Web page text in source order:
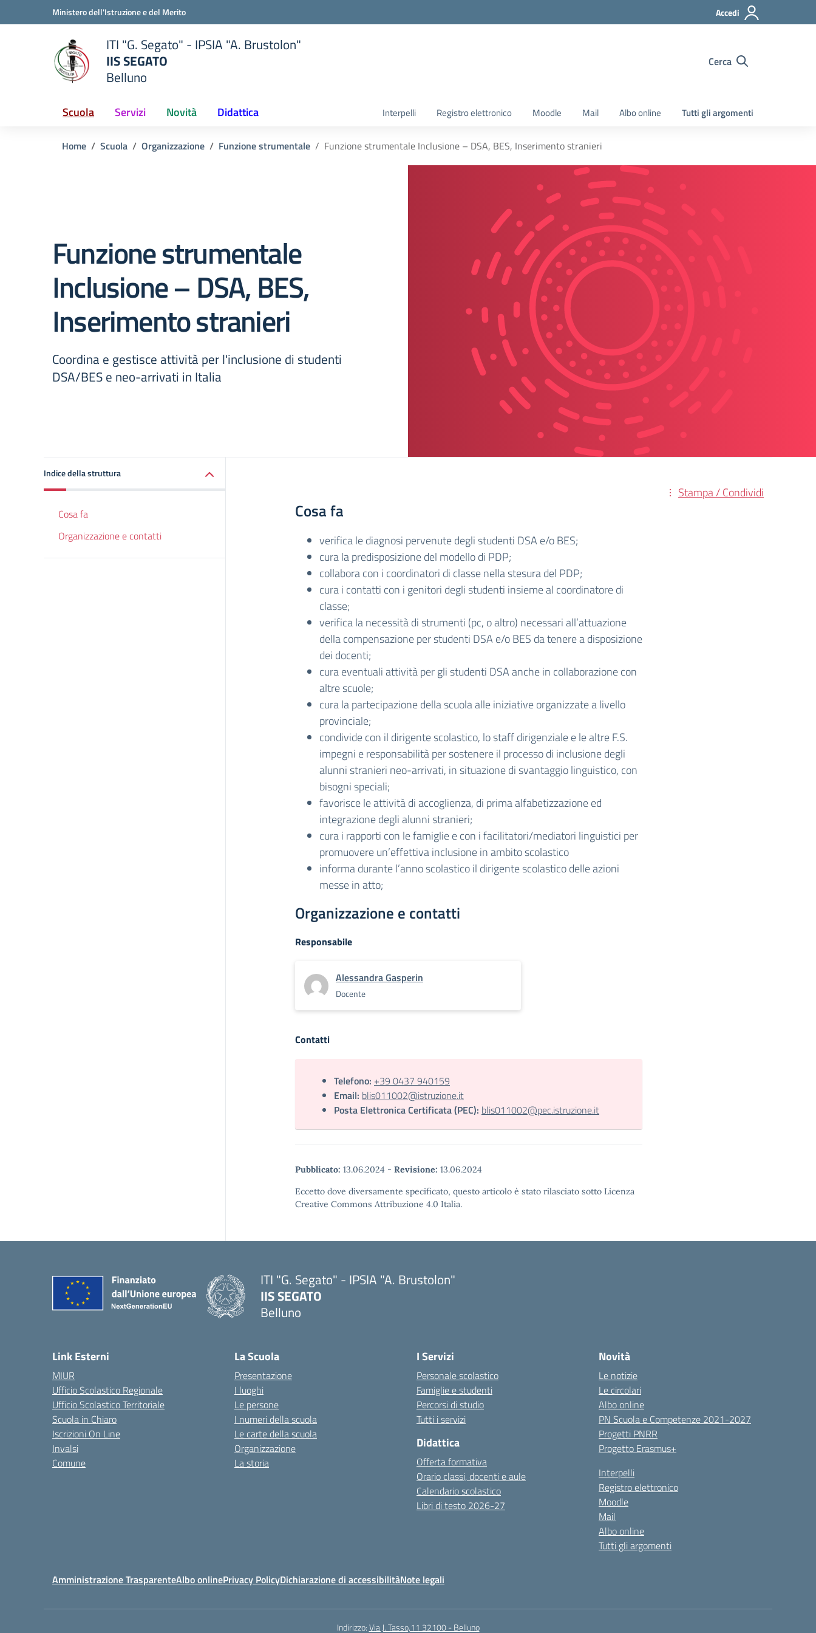
Vai ai contenuti
Vai al menu di navigazioneMinistero dell'Istruzione e del Merito Accedi
scuola
ITI "G. Segato" - IPSIA "A. Brustolon"
IIS SEGATO
Belluno
Cerca
Scuola Servizi Novità Didattica Interpelli Registro elettronico Moodle Mail Albo online Tutti gli argomenti
Home Scuola Organizzazione Funzione strumentale Funzione strumentale Inclusione – DSA, BES, Inserimento stranieri
Funzione strumentale
Inclusione – DSA, BES,
Inserimento stranieri
Coordina e gestisce attività per l'inclusione di studenti
DSA/BES e neo-arrivati in Italia
Indice della struttura
Cosa fa
Organizzazione e contatti
Stampa / Condividi
Cosa fa
verifica le diagnosi pervenute degli studenti DSA e/o BES;
cura la predisposizione del modello di PDP;
collabora con i coordinatori di classe nella stesura del PDP;
cura i contatti con i genitori degli studenti insieme al coordinatore di
classe;
verifica la necessità di strumenti (pc, o altro) necessari all’attuazione
della compensazione per studenti DSA e/o BES da tenere a disposizione
dei docenti;
cura eventuali attività per gli studenti DSA anche in collaborazione con
altre scuole;
cura la partecipazione della scuola alle iniziative organizzate a livello
provinciale;
condivide con il dirigente scolastico, lo staff dirigenziale e le altre F.S.
impegni e responsabilità per sostenere il processo di inclusione degli
alunni stranieri neo-arrivati, in situazione di svantaggio linguistico, con
bisogni speciali;
favorisce le attività di accoglienza, di prima alfabetizzazione ed
integrazione degli alunni stranieri;
cura i rapporti con le famiglie e con i facilitatori/mediatori linguistici per
promuovere un’effettiva inclusione in ambito scolastico
informa durante l’anno scolastico il dirigente scolastico delle azioni
messe in atto;
Organizzazione e contatti
Responsabile
Alessandra Gasperin
Docente
Contatti
Telefono: +39 0437 940159
Email: blis011002@istruzione.it
Posta Elettronica Certificata (PEC): blis011002@pec.istruzione.it
Pubblicato: 13.06.2024 - Revisione: 13.06.2024
Eccetto dove diversamente specificato, questo articolo è stato rilasciato sotto Licenza
Creative Commons Attribuzione 4.0 Italia.
ITI "G. Segato" - IPSIA "A. Brustolon"
IIS SEGATO
Belluno
Link Esterni
MIUR
Ufficio Scolastico Regionale
Ufficio Scolastico Territoriale
Scuola in Chiaro
Iscrizioni On Line
Invalsi
Comune
La Scuola
Presentazione
I luoghi
Le persone
I numeri della scuola
Le carte della scuola
Organizzazione
La storia
I Servizi
Personale scolastico
Famiglie e studenti
Percorsi di studio
Tutti i servizi
Didattica
Offerta formativa
Orario classi, docenti e aule
Calendario scolastico
Libri di testo 2026-27
Novità
Le notizie
Le circolari
Albo online
PN Scuola e Competenze 2021-2027
Progetti PNRR
Progetto Erasmus+
Interpelli
Registro elettronico
Moodle
Mail
Albo online
Tutti gli argomenti
Amministrazione TrasparenteAlbo onlinePrivacy PolicyDichiarazione di accessibilitàNote legali
Indirizzo:Via J. Tasso,11 32100 - Belluno